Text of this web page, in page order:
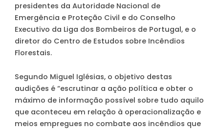
presidentes da Autoridade Nacional de
Emergência e Proteção Civil e do Conselho
Executivo da Liga dos Bombeiros de Portugal, e o
diretor do Centro de Estudos sobre Incêndios
Florestais.
Segundo Miguel Iglésias, o objetivo destas
audições é “escrutinar a ação política e obter o
máximo de informação possível sobre tudo aquilo
que aconteceu em relação à operacionalização e
meios empregues no combate aos incêndios que